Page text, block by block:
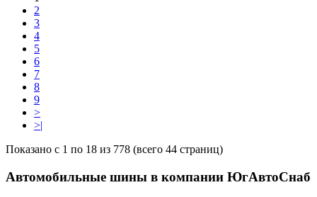
2
3
4
5
6
7
8
9
>
>|
Показано с 1 по 18 из 778 (всего 44 страниц)
Автомобильные шины в компании ЮгАвтоСнаб